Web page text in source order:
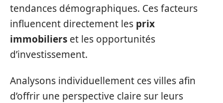
tendances démographiques. Ces facteurs
influencent directement les prix
immobiliers et les opportunités
d’investissement.
Analysons individuellement ces villes afin
d’offrir une perspective claire sur leurs